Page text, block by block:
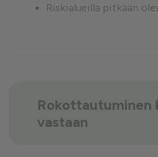
Riskialueilla pitkään
Rokottautuminen
vastaan